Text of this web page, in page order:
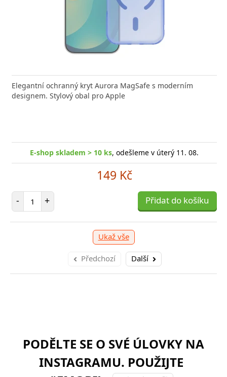
Elegantní ochranný kryt Aurora MagSafe s moderním
designem. Stylový obal pro Apple
E-shop skladem > 10 ks, odešleme v úterý 11. 08.
149 Kč
- Počet položek
+ Přidat do košíku
Ukaž vše
Předchozí Další
FIXED zajistí rychlé a bezpečné nabíjení
moderního smartphonu,
249 Kč
PODĚLTE SE O SVÉ ÚLOVKY NA
INSTAGRAMU. POUŽIJTE